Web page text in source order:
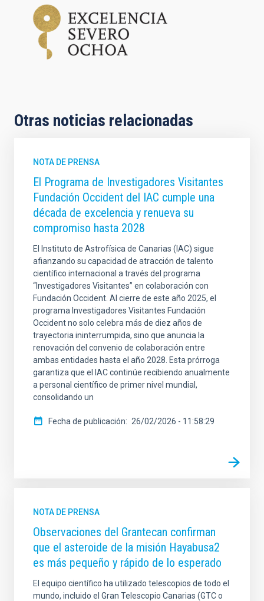
Otras noticias relacionadas
NOTA DE PRENSA
El Programa de Investigadores Visitantes
Fundación Occident del IAC cumple una
década de excelencia y renueva su
compromiso hasta 2028
El Instituto de Astrofísica de Canarias (IAC) sigue
afianzando su capacidad de atracción de talento
científico internacional a través del programa
“Investigadores Visitantes” en colaboración con
Fundación Occident. Al cierre de este año 2025, el
programa Investigadores Visitantes Fundación
Occident no solo celebra más de diez años de
trayectoria ininterrumpida, sino que anuncia la
renovación del convenio de colaboración entre
ambas entidades hasta el año 2028. Esta prórroga
garantiza que el IAC continúe recibiendo anualmente
a personal científico de primer nivel mundial,
consolidando un
Fecha de publicación 26/02/2026 - 11:58:29
NOTA DE PRENSA
Observaciones del Grantecan confirman
que el asteroide de la misión Hayabusa2
es más pequeño y rápido de lo esperado
El equipo científico ha utilizado telescopios de todo el
mundo, incluido el Gran Telescopio Canarias (GTC o